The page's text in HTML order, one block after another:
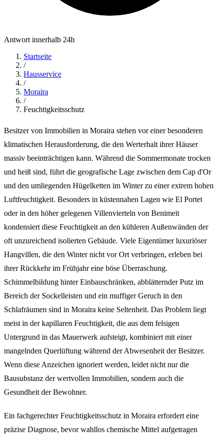
Antwort innerhalb 24h
Startseite
/
Hausservice
/
Moraira
/
Feuchtigkeitsschutz
Besitzer von Immobilien in Moraira stehen vor einer besonderen
klimatischen Herausforderung, die den Werterhalt ihrer Häuser
massiv beeinträchtigen kann. Während die Sommermonate trocken
und heiß sind, führt die geografische Lage zwischen dem Cap d'Or
und den umliegenden Hügelketten im Winter zu einer extrem hohen
Luftfeuchtigkeit. Besonders in küstennahen Lagen wie El Portet
oder in den höher gelegenen Villenvierteln von Benimeit
kondensiert diese Feuchtigkeit an den kühleren Außenwänden der
oft unzureichend isolierten Gebäude. Viele Eigentümer luxuriöser
Hangvillen, die den Winter nicht vor Ort verbringen, erleben bei
ihrer Rückkehr im Frühjahr eine böse Überraschung.
Schimmelbildung hinter Einbauschränken, abblätternder Putz im
Bereich der Sockelleisten und ein muffiger Geruch in den
Schlafräumen sind in Moraira keine Seltenheit. Das Problem liegt
meist in der kapillaren Feuchtigkeit, die aus dem felsigen
Untergrund in das Mauerwerk aufsteigt, kombiniert mit einer
mangelnden Querlüftung während der Abwesenheit der Besitzer.
Wenn diese Anzeichen ignoriert werden, leidet nicht nur die
Bausubstanz der wertvollen Immobilien, sondern auch die
Gesundheit der Bewohner.
Ein fachgerechter Feuchtigkeitsschutz in Moraira erfordert eine
präzise Diagnose, bevor wahllos chemische Mittel aufgetragen